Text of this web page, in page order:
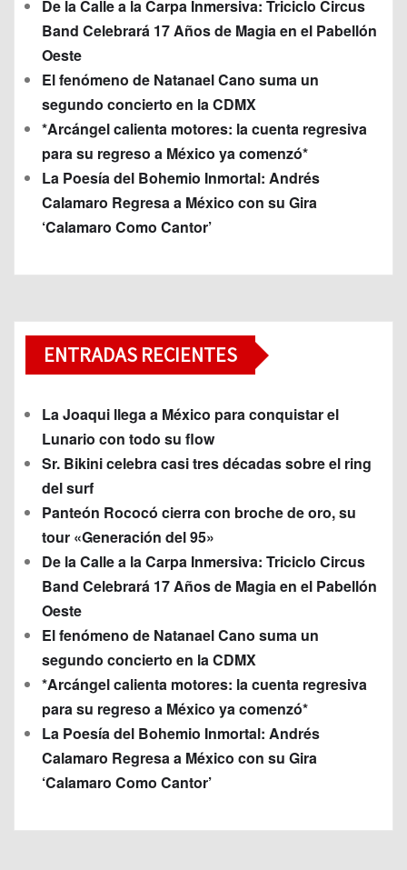
De la Calle a la Carpa Inmersiva: Triciclo Circus
Band Celebrará 17 Años de Magia en el Pabellón
Oeste
El fenómeno de Natanael Cano suma un
segundo concierto en la CDMX
*Arcángel calienta motores: la cuenta regresiva
para su regreso a México ya comenzó*
La Poesía del Bohemio Inmortal: Andrés
Calamaro Regresa a México con su Gira
‘Calamaro Como Cantor’
ENTRADAS RECIENTES
La Joaqui llega a México para conquistar el
Lunario con todo su flow
Sr. Bikini celebra casi tres décadas sobre el ring
del surf
Panteón Rococó cierra con broche de oro, su
tour «Generación del 95»
De la Calle a la Carpa Inmersiva: Triciclo Circus
Band Celebrará 17 Años de Magia en el Pabellón
Oeste
El fenómeno de Natanael Cano suma un
segundo concierto en la CDMX
*Arcángel calienta motores: la cuenta regresiva
para su regreso a México ya comenzó*
La Poesía del Bohemio Inmortal: Andrés
Calamaro Regresa a México con su Gira
‘Calamaro Como Cantor’